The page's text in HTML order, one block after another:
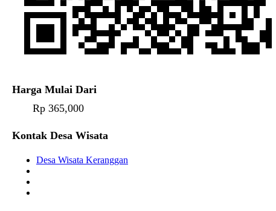
Harga Mulai Dari
Rp 365,000
Kontak Desa Wisata
Desa Wisata Keranggan